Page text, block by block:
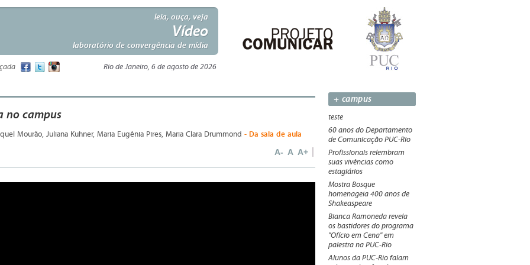
leia, ouça, veja
Vídeo
laboratório de convergência de mídia
Rio de Janeiro, 6 de agosto de 2026
no campus
Mourão, Juliana Kuhner, Maria Eugênia Pires, Maria Clara Drummond - Da sala de aula
A- A A+
+ campus
teste
60 anos do Departamento
de Comunicação PUC-Rio
Profissionais relembram
suas vivências como
estagiários
Mostra Bosque
homenageia 400 anos de
Shakeaspeare
Bianca Ramoneda revela
os bastidores do programa
"Ofício em Cena" em
palestra na PUC-Rio
Alunos da PUC-Rio falam